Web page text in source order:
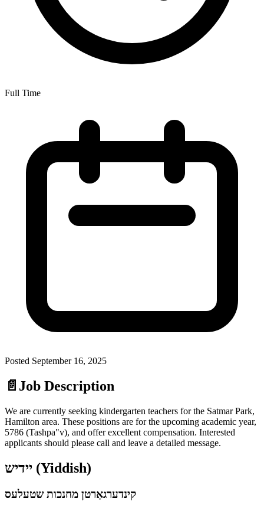
Full Time
Posted September 16, 2025
📄 Job Description
We are currently seeking kindergarten teachers for the Satmar Park,
Hamilton area. These positions are for the upcoming academic year,
5786 (Tashpa"v), and offer excellent compensation. Interested
applicants should please call and leave a detailed message.
יידיש (Yiddish)
קינדערגאַרטן מחנכות שטעלעס